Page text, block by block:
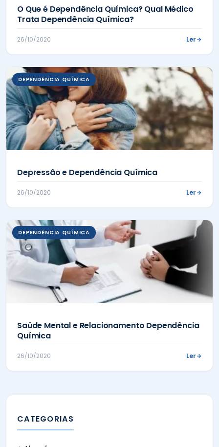
O Que é Dependência Química? Qual Médico
Trata Dependência Química?
26/10/2020 Ler
DEPENDÊNCIA QUÍMICA
Depressão e Dependência Química
26/10/2020 Ler
DEPENDÊNCIA QUÍMICA
Saúde Mental e Relacionamento Dependência
Química
26/10/2020 Ler
CATEGORIAS